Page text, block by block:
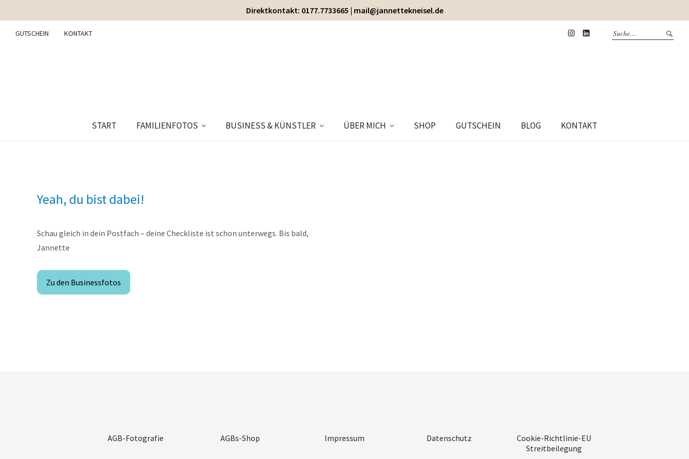
Direktkontakt: 0177.7733665 | mail@jannettekneisel.de
GUTSCHEIN
KONTAKT
START FAMILIENFOTOS BUSINESS & KÜNSTLER ÜBER MICH SHOP GUTSCHEIN BLOG KONTAKT
Yeah, du bist dabei!
Schau gleich in dein Postfach – deine Checkliste ist schon unterwegs. Bis bald,
Jannette
Zu den Businessfotos
AGB-Fotografie AGBs-Shop Impressum Datenschutz
Cookie-Richtlinie-EU
Streitbeilegung